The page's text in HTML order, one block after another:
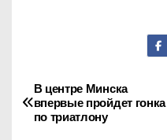
Н
а
В центре Минска
впервые пройдет гонка
по триатлону